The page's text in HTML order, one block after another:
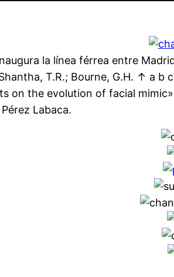
la línea férrea entre
T.R.; Bourne, G.H. ↑ a b
on the evolution of facial
Labaca.